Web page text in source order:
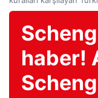
haber!